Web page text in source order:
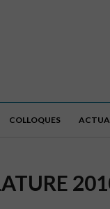
COLLOQUES